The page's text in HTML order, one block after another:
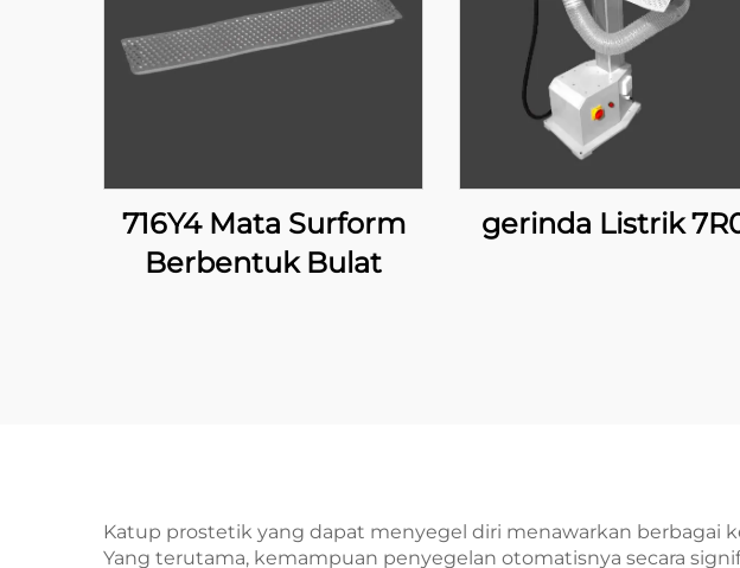
716Y4 Mata Surform
Berbentuk Bulat
gerinda Listrik
Katup prostetik yang dapat menyegel diri menawarkan berbagai
Yang terutama, kemampuan penyegelan otomatisnya secara